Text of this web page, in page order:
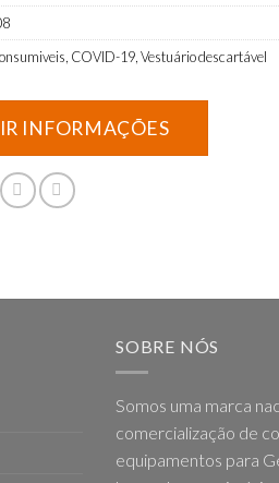
COVID-19 Vestuário descartável
SOBRE NÓS
Somos uma marca
comercialização de
equipamentos para